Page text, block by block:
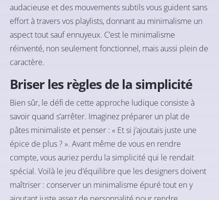
audacieuse et des mouvements subtils vous guident sans
effort à travers vos playlists, donnant au minimalisme un
aspect tout sauf ennuyeux. C’est le minimalisme
réinventé, non seulement fonctionnel, mais aussi plein de
caractère.
Briser les règles de la simplicité
Bien sûr, le défi de cette approche ludique consiste à
savoir quand s’arrêter. Imaginez préparer un plat de
pâtes minimaliste et penser : « Et si j’ajoutais juste une
épice de plus ? ». Avant même de vous en rendre
compte, vous auriez perdu la simplicité qui le rendait
spécial. Voilà le jeu d’équilibre que les designers doivent
maîtriser : conserver un minimalisme épuré tout en y